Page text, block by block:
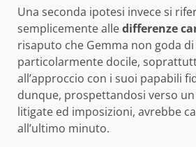
Una seconda ipotesi invece si
semplicemente alledifferenze
risaputo che Gemma non goda
particolarmente docile,
all’approccio con i suoi papabili
dunque, prospettandosi verso
litigate ed imposizioni, avrebbe
all’ultimo minuto.